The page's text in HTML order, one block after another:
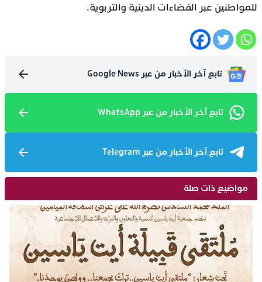
للمواطنين عبر الفضاءات الدينية والتربوية.
تابع آخر الأخبار من عبر Google News
تابع آخر الأخبار من عبر WhatsApp
تابع آخر الأخبار من عبر Telegram
مواضيع ذات صلة